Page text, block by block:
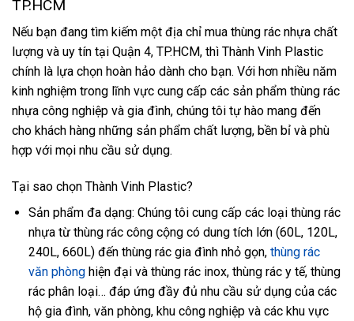
TP.HCM
Nếu bạn đang tìm kiếm một địa chỉ mua thùng rác nhựa chất
lượng và uy tín tại Quận 4, TP.HCM, thì Thành Vinh Plastic
chính là lựa chọn hoàn hảo dành cho bạn. Với hơn nhiều năm
kinh nghiệm trong lĩnh vực cung cấp các sản phẩm thùng rác
nhựa công nghiệp và gia đình, chúng tôi tự hào mang đến
cho khách hàng những sản phẩm chất lượng, bền bỉ và phù
hợp với mọi nhu cầu sử dụng.
Tại sao chọn Thành Vinh Plastic?
Sản phẩm đa dạng: Chúng tôi cung cấp các loại thùng rác
nhựa từ thùng rác công cộng có dung tích lớn (60L, 120L,
240L, 660L) đến thùng rác gia đình nhỏ gọn, thùng rác
văn phònghiện đại và thùng rác inox, thùng rác y tế, thùng
rác phân loại… đáp ứng đầy đủ nhu cầu sử dụng của các
hộ gia đình, văn phòng, khu công nghiệp và các khu vực